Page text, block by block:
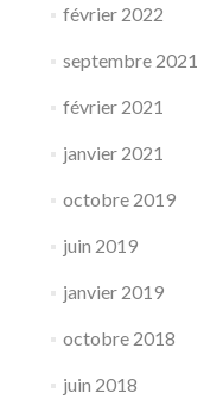
février 2022
septembre 2021
février 2021
janvier 2021
octobre 2019
juin 2019
janvier 2019
octobre 2018
juin 2018